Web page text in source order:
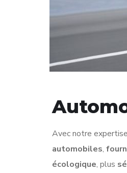
Avec notre
automobiles,
écologique, plus